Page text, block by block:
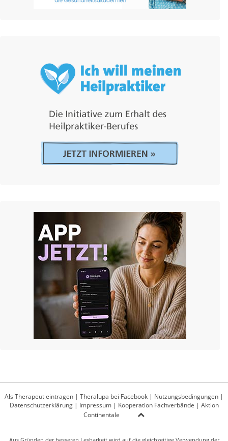
Als Therapeut eintragen | Theralupa bei Facebook | Nutzungsbedingungen |
Datenschutzerklärung| Impressum| Kooperation Fachverbände | Aktion
Continentale